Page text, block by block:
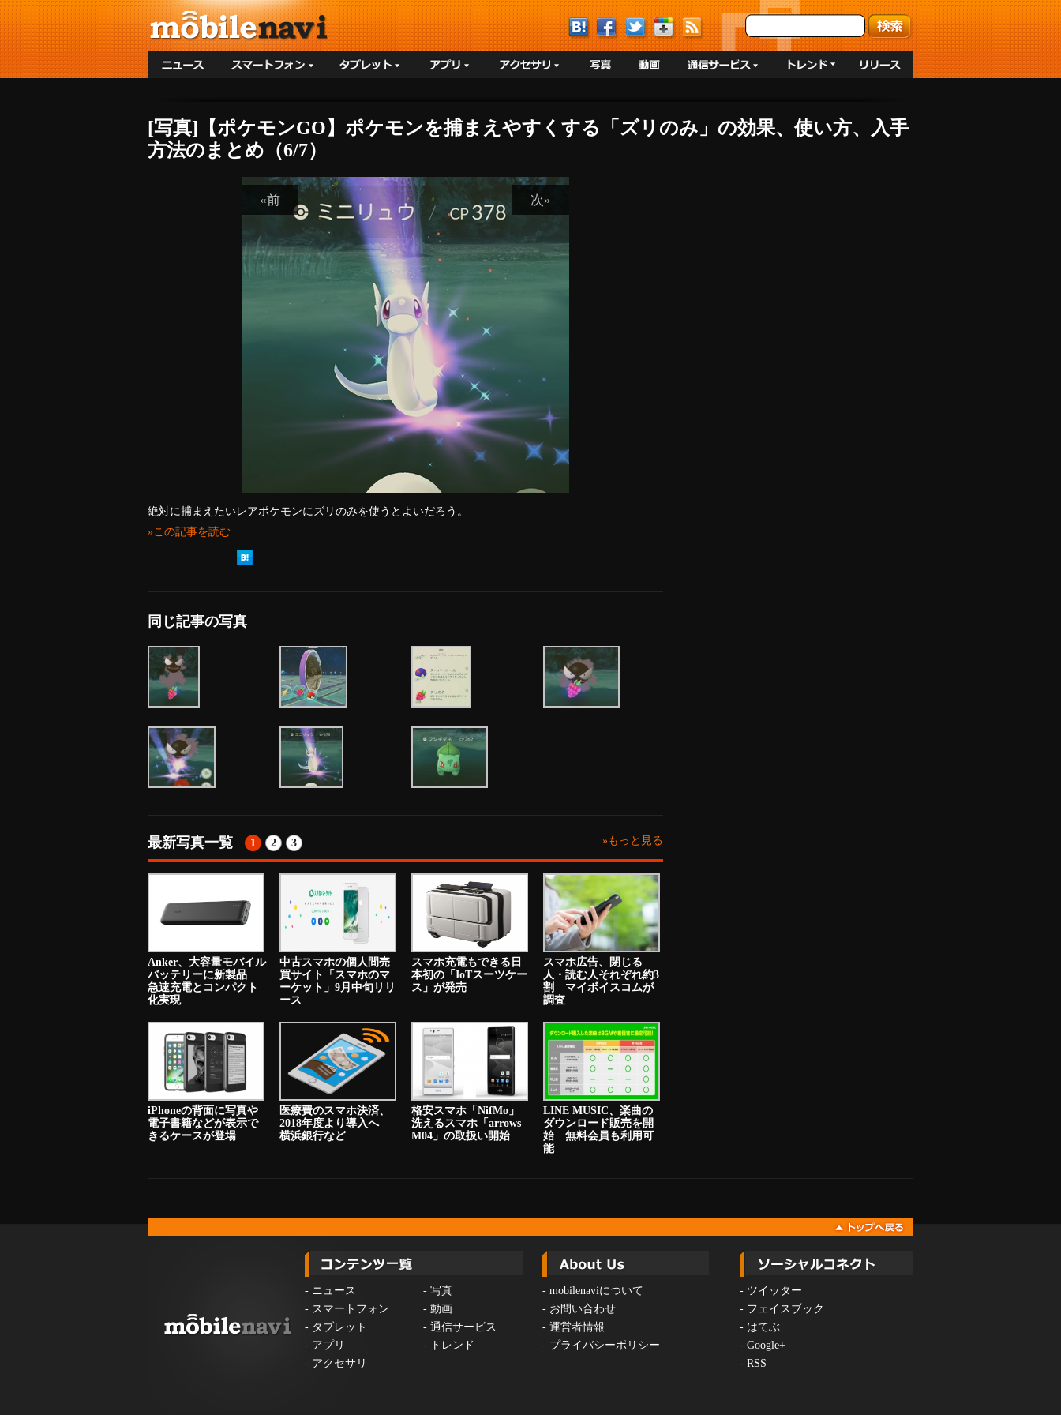
[写真]【ポケモンGO】ポケモンを捕まえやすくする「ズリのみ」の効果、使い方、入手
方法のまとめ（6/7）
«前 次»
絶対に捕まえたいレアポケモンにズリのみを使うとよいだろう。
»この記事を読む
同じ記事の写真
最新写真一覧 »もっと見る
1 2 3
Anker、大容量モバイル
バッテリーに新製品
急速充電とコンパクト
化実現
中古スマホの個人間売
買サイト「スマホのマ
ーケット」9月中旬リリ
ース
スマホ充電もできる日
本初の「IoTスーツケー
ス」が発売
スマホ広告、閉じる
人・読む人それぞれ約3
割 マイボイスコムが
調査
iPhoneの背面に写真や
電子書籍などが表示で
きるケースが登場
医療費のスマホ決済、
2018年度より導入へ
横浜銀行など
格安スマホ「NifMo」
洗えるスマホ「arrows
M04」の取扱い開始
LINE MUSIC、楽曲の
ダウンロード販売を開
始 無料会員も利用可
能
- ニュース - 写真
- スマートフォン - 動画
- タブレット - 通信サービス
- アプリ -
トレンド
- アクセサリ
- mobilenaviについて
- お問い合わせ
- 運営者情報
- プライバシーポリシー
- ツイッター
- フェイスブック
- はてぶ
- Google+
- RSS